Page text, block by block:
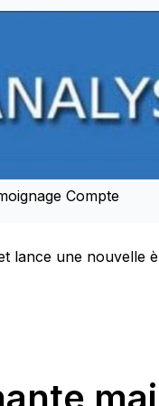
Compte
Discours du